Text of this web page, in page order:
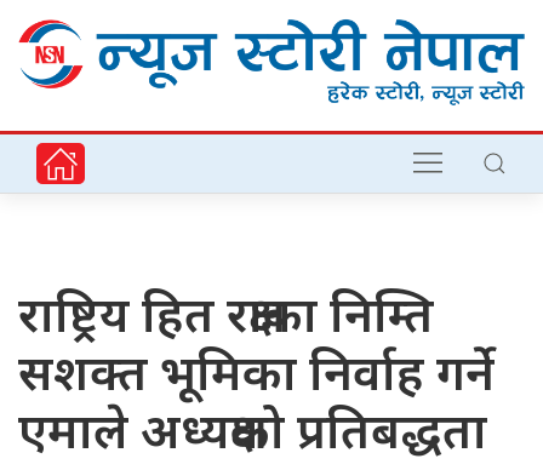
राष्ट्रिय हित रक्षाका निम्ति
सशक्त भूमिका निर्वाह गर्ने
एमाले अध्यक्षको प्रतिबद्धता